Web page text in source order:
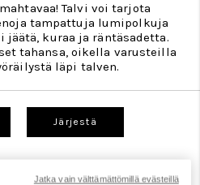
Talvi voi tarjota
tampattuja lumipolkuja
jäätä, kuraa ja räntäsadetta.
tahansa, oikella varusteilla
läpi talven.
Järjestä
Jatka vain välttämättömillä evästeillä